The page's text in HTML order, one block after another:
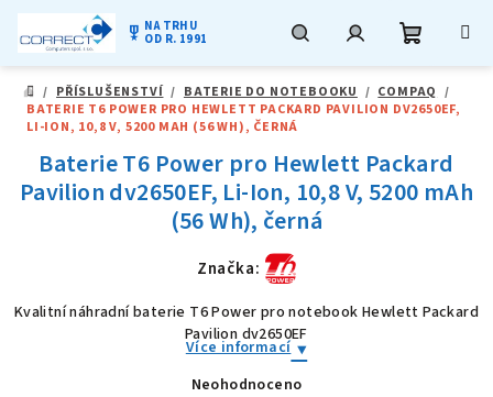
obsah
military_tech NA TRHU
OD R. 1991
DOMŮ
/ PŘÍSLUŠENSTVÍ / BATERIE DO NOTEBOOKU / COMPAQ /
BATERIE T6 POWER PRO HEWLETT PACKARD PAVILION DV2650EF,
LI-ION, 10,8 V, 5200 MAH (56 WH), ČERNÁ
Baterie T6 Power pro Hewlett Packard
Pavilion dv2650EF, Li-Ion, 10,8 V, 5200 mAh
(56 Wh), černá
Značka:
Kvalitní náhradní baterie T6 Power pro notebook Hewlett Packard
Pavilion dv2650EF
Více informací
Průměrné
Neohodnoceno